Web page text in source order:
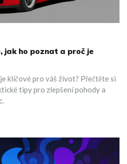
jak ho poznat a proč je
klíčové pro váš život? Přečtěte si
tipy pro zlepšení pohody a